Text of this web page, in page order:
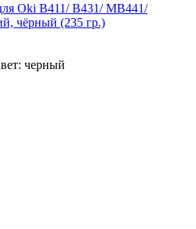
Oki B411/ B431/ MB441/
чёрный (235 гр.)
черный